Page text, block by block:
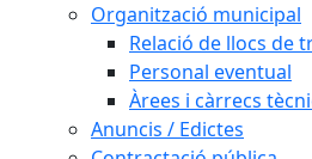
Organització municipal
Relació de llocs de
Personal eventual
Àrees i càrrecs
Anuncis / Edictes